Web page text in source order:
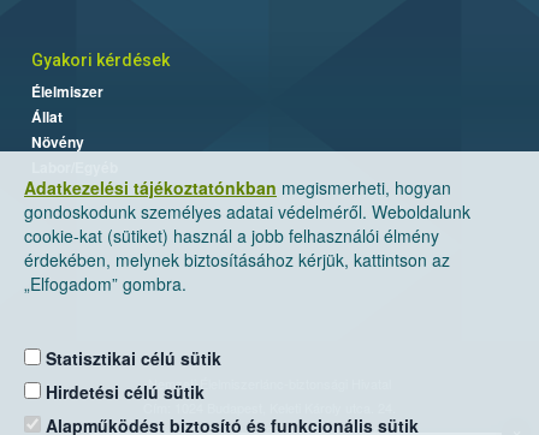
Adatkezelési tájékoztatónkban megismerheti, hogyan
gondoskodunk személyes adatai védelméről. Weboldalunk
cookie-kat (sütiket) használ a jobb felhasználói élmény
érdekében, melynek biztosításához kérjük, kattintson az
„Elfogadom” gombra.
Statisztikai célú sütik
Hirdetési célú sütik
Alapműködést biztosító és funkcionális sütik
Gyakori kérdések
Élelmiszer
Állat
Növény
Nemzeti Élelmiszerlánc-biztonsági Hivatal
Levelezési cím: 1525 Budapest. Pf. 30.